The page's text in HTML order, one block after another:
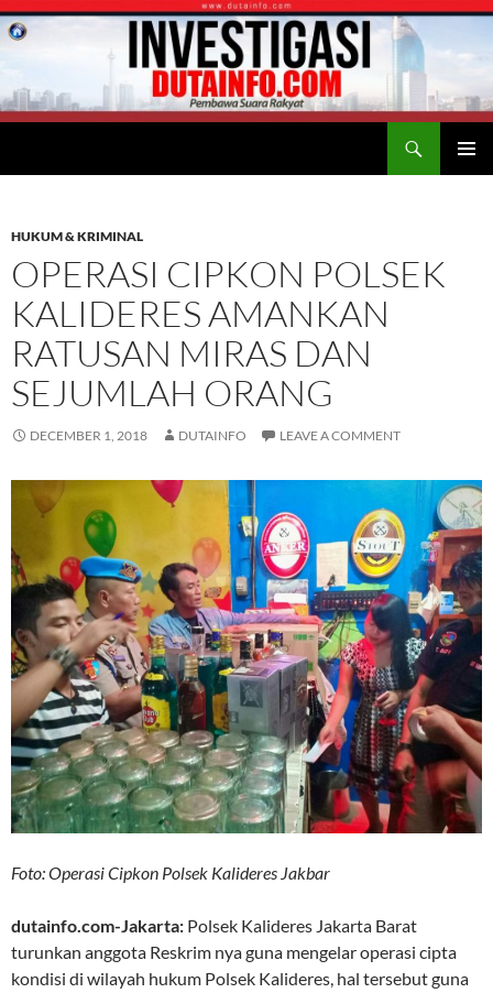
HUKUM & KRIMINAL
OPERASI CIPKON POLSEK
KALIDERES AMANKAN
RATUSAN MIRAS DAN
SEJUMLAH ORANG
DECEMBER 1, 2018 DUTAINFO LEAVE A COMMENT
Foto: Operasi Cipkon Polsek Kalideres Jakbar
dutainfo.com-Jakarta: Polsek Kalideres Jakarta Barat
turunkan anggota Reskrim nya guna mengelar operasi cipta
kondisi di wilayah hukum Polsek Kalideres, hal tersebut guna